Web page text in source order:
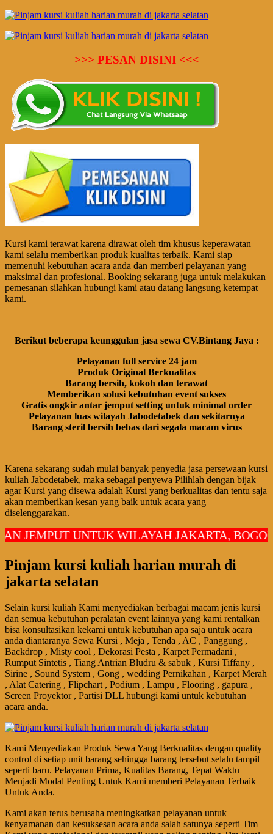
>>> PESAN DISINI <<<
Kursi kami terawat karena dirawat oleh tim khusus keperawatan
kami selalu memberikan produk kualitas terbaik. Kami siap
memenuhi kebutuhan acara anda dan memberi pelayanan yang
maksimal dan profesional. Booking sekarang juga untuk melakukan
pemesanan silahkan hubungi kami atau datang langsung ketempat
kami.
Berikut beberapa keunggulan jasa sewa CV.Bintang Jaya :
Pelayanan full service 24 jam
Produk Original Berkualitas
Barang bersih, kokoh dan terawat
Memberikan solusi kebutuhan event sukses
Gratis ongkir antar jemput setting untuk minimal order
Pelayanan luas wilayah Jabodetabek dan sekitarnya
Barang steril bersih bebas dari segala macam virus
Karena sekarang sudah mulai banyak penyedia jasa persewaan kursi
kuliah Jabodetabek, maka sebagai penyewa Pilihlah dengan bijak
agar Kursi yang disewa adalah Kursi yang berkualitas dan tentu saja
akan memberikan kesan yang baik untuk acara yang
diselenggarakan.
UNTUK WILAYAH JAKARTA, BOGOR,
Pinjam kursi kuliah harian murah di
jakarta selatan
Selain kursi kuliah Kami menyediakan berbagai macam jenis kursi
dan semua kebutuhan peralatan event lainnya yang kami rentalkan
bisa konsultasikan kekami untuk kebutuhan apa saja untuk acara
anda diantaranya Sewa Kursi , Meja , Tenda , AC , Panggung ,
Backdrop , Misty cool , Dekorasi Pesta , Karpet Permadani ,
Rumput Sintetis , Tiang Antrian Bludru & sabuk , Kursi Tiffany ,
Sirine , Sound System , Gong , wedding Pernikahan , Karpet Merah
, Alat Catering , Flipchart , Podium , Lampu , Flooring , gapura ,
Screen Proyektor , Partisi DLL hubungi kami untuk kebutuhan
acara anda.
Kami Menyediakan Produk Sewa Yang Berkualitas dengan quality
control di setiap unit barang sehingga barang tersebut selalu tampil
seperti baru. Pelayanan Prima, Kualitas Barang, Tepat Waktu
Menjadi Modal Penting Untuk Kami memberi Pelayanan Terbaik
Untuk Anda.
Kami akan terus berusaha meningkatkan pelayanan untuk
kenyamanan dan kesuksesan acara anda salah satunya seperti Tim